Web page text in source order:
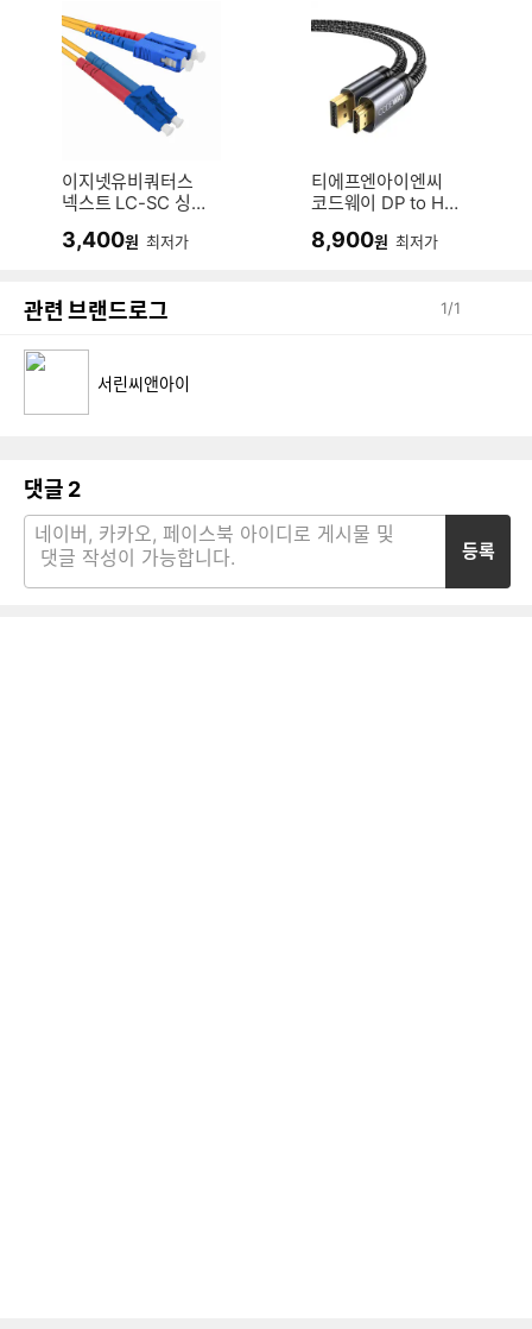
이지넷유비쿼터스
넥스트 LC-SC 싱글
이블 (NEXT-LS201
3,400원 최저가
티에프엔아이엔씨
코드웨이 DP to HD
8,900원 최저가
관련 브랜드로그 1/1
서린씨앤아이
댓글 2
등록